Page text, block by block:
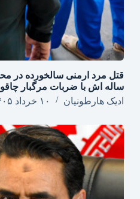
ساله اش با ضربات مرگبار چاقو
ادیک هارطونیان
۱۰ خرداد ۱۴۰۵